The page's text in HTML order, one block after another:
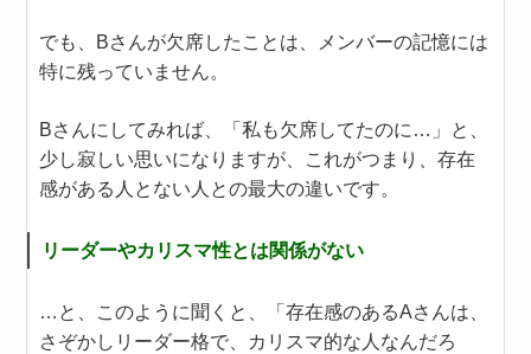
でも、Bさんが欠席したことは、メンバーの記憶には
特に残っていません。
Bさんにしてみれば、「私も欠席してたのに…」と、
少し寂しい思いになりますが、これがつまり、存在
感がある人とない人との最大の違いです。
リーダーやカリスマ性とは関係がない
…と、このように聞くと、「存在感のあるAさんは、
さぞかしリーダー格で、カリスマ的な人なんだろ